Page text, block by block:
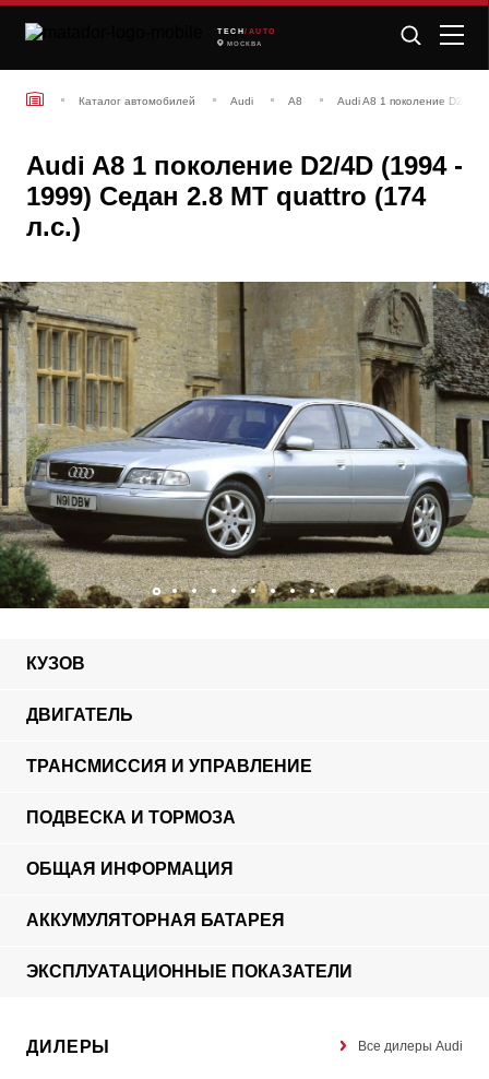
TECH /AUTO
МОСКВА
Каталог автомобилей Audi A8 Audi A8 1 поколение D2/4D
Audi A8 1 поколение D2/4D (1994 -
1999) Седан 2.8 MT quattro (174
л.с.)
КУЗОВ
ДВИГАТЕЛЬ
ТРАНСМИССИЯ И УПРАВЛЕНИЕ
ПОДВЕСКА И ТОРМОЗА
ОБЩАЯ ИНФОРМАЦИЯ
АККУМУЛЯТОРНАЯ БАТАРЕЯ
ЭКСПЛУАТАЦИОННЫЕ ПОКАЗАТЕЛИ
ДИЛЕРЫ Все дилеры Audi